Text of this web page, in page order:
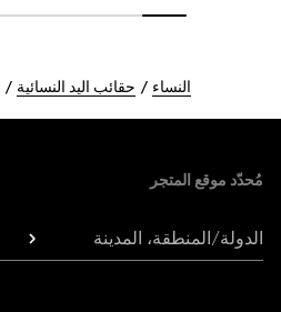
النساء حقائب اليد النسائية
مُحدّد موقع المتجر
الدولة/المنطقة، المدينة